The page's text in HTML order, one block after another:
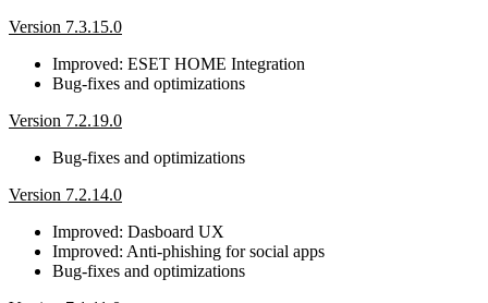
Version 7.3.15.0
Improved: ESET HOME Integration
Bug-fixes and optimizations
Version 7.2.19.0
Bug-fixes and optimizations
Version 7.2.14.0
Improved: Dasboard UX
Improved: Anti-phishing for social apps
Bug-fixes and optimizations